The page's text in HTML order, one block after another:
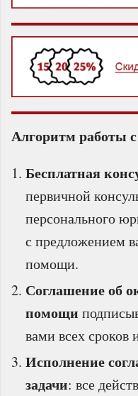
Алгоритм работы
Бесплатная
первичной
персонального
с предложением
помощи.
Соглашение об
помощи
вами всех сроков
Исполнение
задачи: все